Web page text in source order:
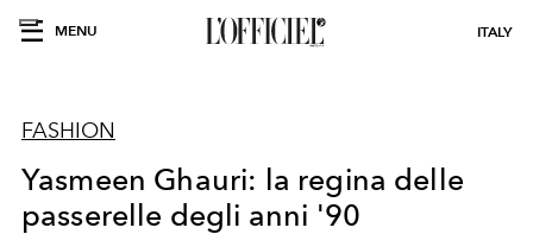
MENU ITALY
FASHION
Yasmeen Ghauri: la regina delle
passerelle degli anni '90